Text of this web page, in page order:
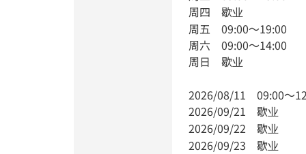
周四 歇业
周五 09:00～19:00
周六 09:00～14:00
周日 歇业
2026/08/11 09:00～
2026/09/21 歇业
2026/09/22 歇业
2026/09/23 歇业